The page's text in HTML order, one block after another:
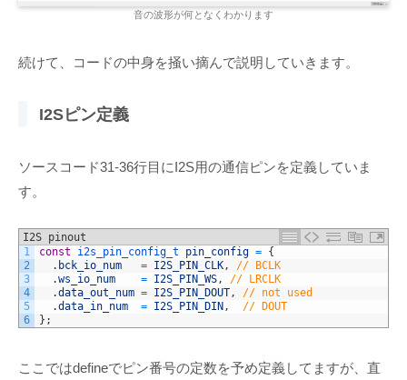
音の波形が何となくわかります
続けて、コードの中身を掻い摘んで説明していきます。
I2Sピン定義
ソースコード31-36行目にI2S用の通信ピンを定義していま
す。
I2S pinout
1
2
3
4
5
6
const i2s_pin_config_t pin_config = {
. bck_io_num = I2S_PIN_CLK,
// BCLK
.ws_io_num = I2S_PIN_WS,
// LRCLK
.data_out_num = I2S_PIN_DOUT,
// not used
.data_in_num = I2S_PIN_DIN ,
// DOUT
} ;
ここではdefineでピン番号の定数を予め定義してますが、直